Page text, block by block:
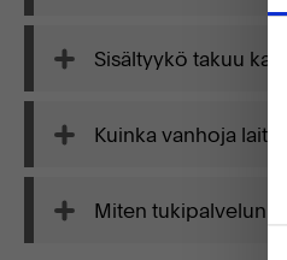
Sisältyykö takuu
Kuinka vanhoja
Miten tukipalvelunne